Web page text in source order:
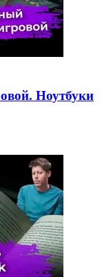
Ноутбуки